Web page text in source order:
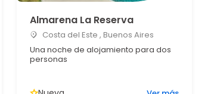
Almarena La Reserva
Costa del Este , Buenos Aires
Una noche de alojamiento para dos
personas